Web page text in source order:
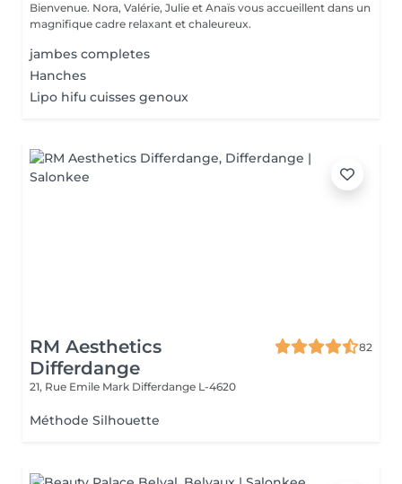
Bienvenue. Nora, Valérie, Julie et Anaïs vous accueillent dans un
magnifique cadre relaxant et chaleureux.
jambes completes
Hanches
Lipo hifu cuisses genoux
RM Aesthetics
Differdange
82
21, Rue Emile Mark Differdange L-4620
Méthode Silhouette